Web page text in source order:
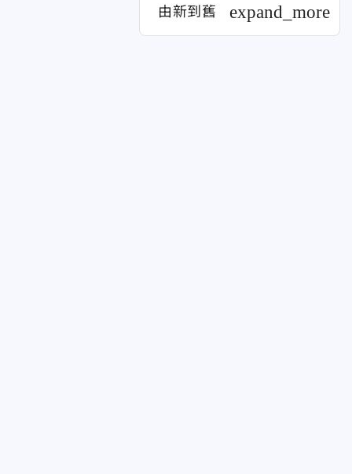
由新到舊 expand_more